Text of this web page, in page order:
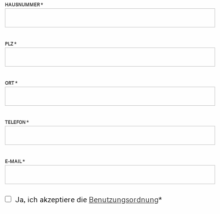
HAUSNUMMER *
PLZ *
ORT *
TELEFON *
E-MAIL *
Ja, ich akzeptiere die Benutzungsordnung*